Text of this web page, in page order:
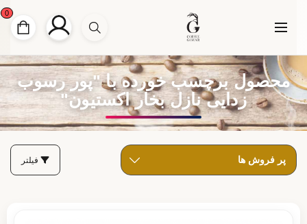
0
محصول برچسب خورده با "پور رسوب
زدایی نازل بخار اکستیون"
فیلتر